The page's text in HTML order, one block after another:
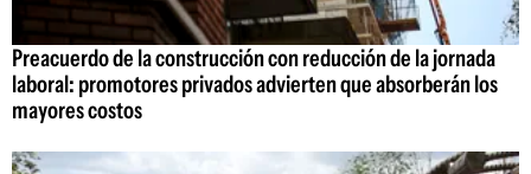
Preacuerdo de la construcción con reducción de la jornada
laboral: promotores privados advierten que absorberán los
mayores costos